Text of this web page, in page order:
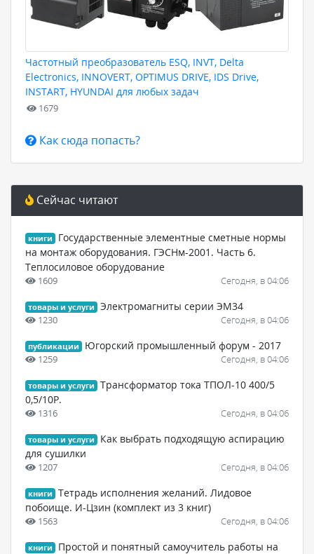
Частотный преобразователь ESQ, INVT, Delta
Electronics, INNOVERT, OPTIMUS DRIVE, IDS Drive,
INSTART, HYUNDAI для любых задач
1679
Как сюда попасть?
Сейчас читают
книги
Государственные элементные сметные нормы
на монтаж оборудования. ГЭСНм-2001. Часть 6.
Теплосиловое оборудование
1609 Сегодня, в 04:06
товары и услуги Электромагниты серии ЭМ34
1230 Сегодня, в 04:06
публикации Югорский промышленный форум - 2017
1259 Сегодня, в 04:06
товары и услуги
Трансформатор тока ТПОЛ-10 400/5
0,5/10Р.
1316 Сегодня, в 04:06
товары и услуги
Как выбрать подходящую аспирацию
для сушилки
1207 Сегодня, в 04:06
книги
Тетрадь исполнения желаний. Лидовое
побоище. И-Цзин (комплект из 3 книг)
1563 Сегодня, в 04:06
книги
Простой и понятный самоучитель работы на